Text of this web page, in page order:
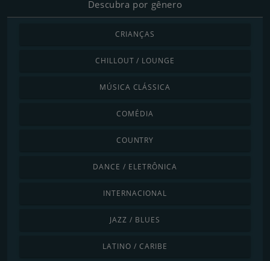
Descubra por gênero
CRIANÇAS
CHILLOUT / LOUNGE
MÚSICA CLÁSSICA
COMÉDIA
COUNTRY
DANCE / ELETRÔNICA
INTERNACIONAL
JAZZ / BLUES
LATINO / CARIBE